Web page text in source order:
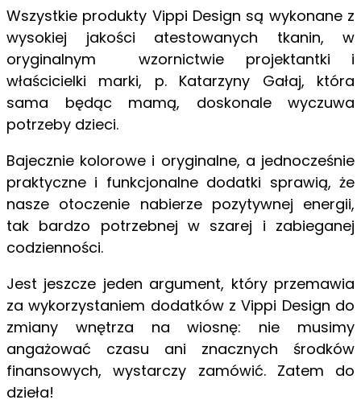
Wszystkie produkty Vippi Design są wykonane z
wysokiej jakości atestowanych tkanin, w
oryginalnym wzornictwie projektantki i
właścicielki marki, p. Katarzyny Gałaj, która
sama będąc mamą, doskonale wyczuwa
potrzeby dzieci.
Bajecznie kolorowe i oryginalne, a jednocześnie
praktyczne i funkcjonalne dodatki sprawią, że
nasze otoczenie nabierze pozytywnej energii,
tak bardzo potrzebnej w szarej i zabieganej
codzienności.
Jest jeszcze jeden argument, który przemawia
za wykorzystaniem dodatków z Vippi Design do
zmiany wnętrza na wiosnę: nie musimy
angażować czasu ani znacznych środków
finansowych, wystarczy zamówić. Zatem do
dzieła!